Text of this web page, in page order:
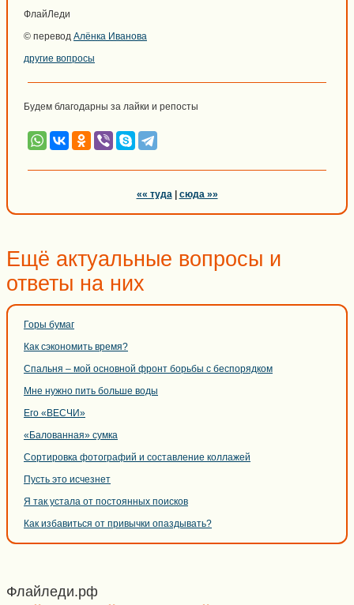
ФлайЛеди
© перевод Алёнка Иванова
другие вопросы
Будем благодарны за лайки и репосты
«« туда| сюда »»
Ещё актуальные вопросы и
ответы на них
Горы бумаг
Как сэкономить время?
Спальня – мой основной фронт борьбы с беспорядком
Мне нужно пить больше воды
Его «ВЕСЧИ»
«Балованная» сумка
Сортировка фотографий и составление коллажей
Пусть это исчезнет
Я так устала от постоянных поисков
Как избавиться от привычки опаздывать?
Флайледи.рф